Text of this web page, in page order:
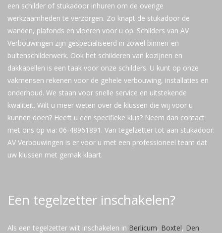
een schilder of stukadoor inhuren om de overige
werkzaamheden te verzorgen. Zo knapt de stukadoor de
wanden, plafonds en vloeren voor u op. Schilders van AV
Verbouwingen zijn gespecialiseerd in zowel binnen-en
buitenschilderwerk. Ook het schilderen van kozijnen en
dakkapellen is een taak voor onze schilders. U kunt op onze
vakmensen rekenen voor de gehele verbouwing, installaties en
onderhoud. We staan voor snelle service en uitstekende
kwaliteit. Wilt u meer weten over de klussen die wij voor u
kunnen doen? Heeft u een specifieke klus? Neem dan contact
met ons op via: 06-48961891. Van tegelzetter tot aan stukadoor:
AV Verbouwingen is er voor u met een professioneel team dat
uw klussen met gemak klaart.
Een tegelzetter inschakelen?
Als een tegelzetter wilt inschakelen in Berlicum, Boxtel, Den